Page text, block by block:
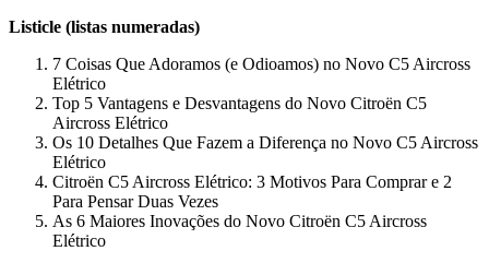
Listicle (listas numeradas)
7 Coisas Que Adoramos (e Odioamos) no Novo C5 Aircross
Elétrico
Top 5 Vantagens e Desvantagens do Novo Citroën C5
Aircross Elétrico
Os 10 Detalhes Que Fazem a Diferença no Novo C5 Aircross
Elétrico
Citroën C5 Aircross Elétrico: 3 Motivos Para Comprar e 2
Para Pensar Duas Vezes
As 6 Maiores Inovações do Novo Citroën C5 Aircross
Elétrico